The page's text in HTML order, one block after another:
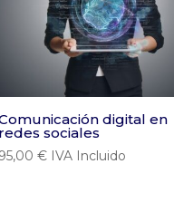
digital en
redes sociales
95,00 € IVA Incluido